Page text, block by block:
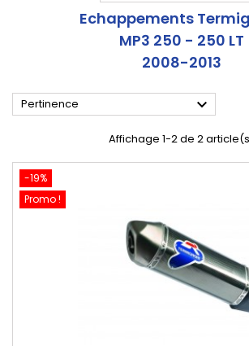
Echappements
MP3 250 - 250 LT
2008-2013
Pertinence 
Affichage 1-2 de 2
-19%
Promo !